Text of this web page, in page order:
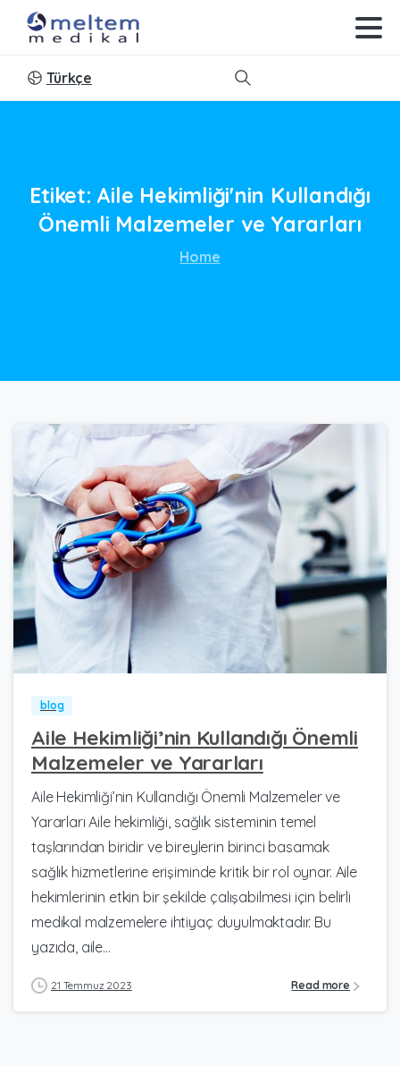
Türkçe
Search
Etiket: Aile Hekimliği'nin Kullandığı
Önemli Malzemeler ve Yararları
Home
blog
Aile Hekimliği’nin Kullandığı Önemli
Malzemeler ve Yararları
Aile Hekimliği’nin Kullandığı Önemli Malzemeler ve
Yararları Aile hekimliği, sağlık sisteminin temel
taşlarından biridir ve bireylerin birinci basamak
sağlık hizmetlerine erişiminde kritik bir rol oynar. Aile
hekimlerinin etkin bir şekilde çalışabilmesi için belirli
medikal malzemelere ihtiyaç duyulmaktadır. Bu
yazıda, aile...
21 Temmuz 2023 Read more